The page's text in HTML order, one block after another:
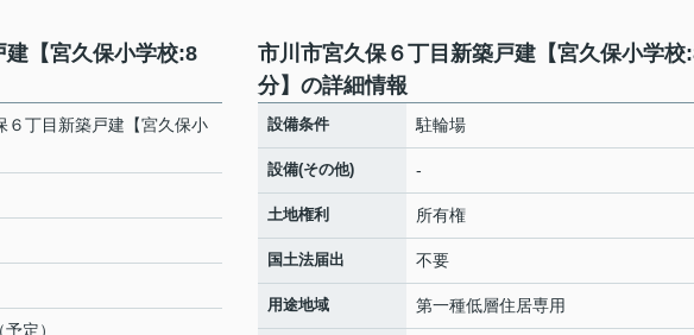
【宮久保小学校:8
６丁目新築戸建【宮久保小
定）
市川市宮久保６丁目新築戸建【宮久保小学校
分】の詳細情報
設備条件 駐輪場
設備(その他) -
土地権利 所有権
国土法届出 不要
用途地域 第一種低層住居専用